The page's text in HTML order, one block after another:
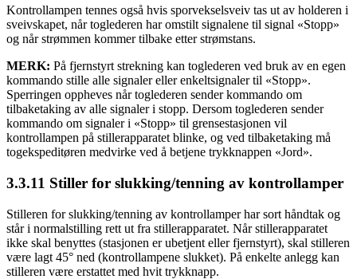
Kontrollampen tennes også hvis sporvekselsveiv tas ut av holderen i
sveivskapet, når toglederen har omstilt signalene til signal «Stopp»
og når strømmen kommer tilbake etter strømstans.
MERK: På fjernstyrt strekning kan toglederen ved bruk av en egen
kommando stille alle signaler eller enkeltsignaler til «Stopp».
Sperringen oppheves når toglederen sender kommando om
tilbaketaking av alle signaler i stopp. Dersom toglederen sender
kommando om signaler i «Stopp» til grensestasjonen vil
kontrollampen på stillerapparatet blinke, og ved tilbaketaking må
togekspeditøren medvirke ved å betjene trykknappen «Jord».
3.3.11 Stiller for slukking/tenning av kontrollamper
Stilleren for slukking/tenning av kontrollamper har sort håndtak og
står i normalstilling rett ut fra stillerapparatet. Når stillerapparatet
ikke skal benyttes (stasjonen er ubetjent eller fjernstyrt), skal stilleren
være lagt 45° ned (kontrollampene slukket). På enkelte anlegg kan
stilleren være erstattet med hvit trykknapp.